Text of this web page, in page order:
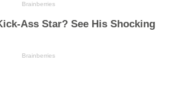
Brainberries
Ass Star? See His Shocking
Brainberries